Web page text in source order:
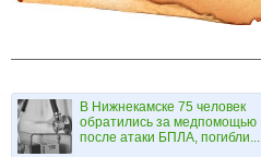
В Нижнекамске 75 человек
обратились за медпомощью
после атаки БПЛА, погибли...